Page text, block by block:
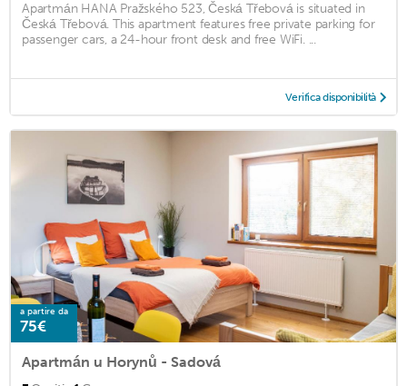
Apartmán HANA Pražského 523, Česká Třebová is situated in
Česká Třebová. This apartment features free private parking for
passenger cars, a 24-hour front desk and free WiFi. ...
Verifica disponibilità
a partire da
75€
Apartmán u Horynů - Sadová